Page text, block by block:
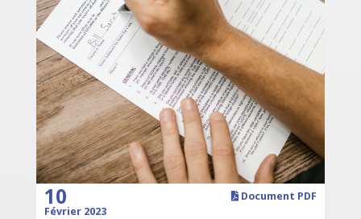
Document PDF
10
Février 2023